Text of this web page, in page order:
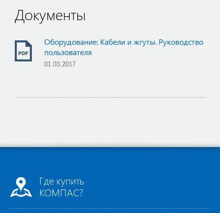
Документы
Оборудование: Кабели и жгуты. Руководство
пользователя
01.03.2017
Где купить
КОМПАС?